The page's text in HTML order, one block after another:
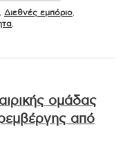
Διεθνές εμπόριο
ομάδας
από